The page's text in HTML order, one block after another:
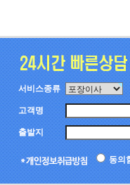
서비스종류
고객명
출발지
동의